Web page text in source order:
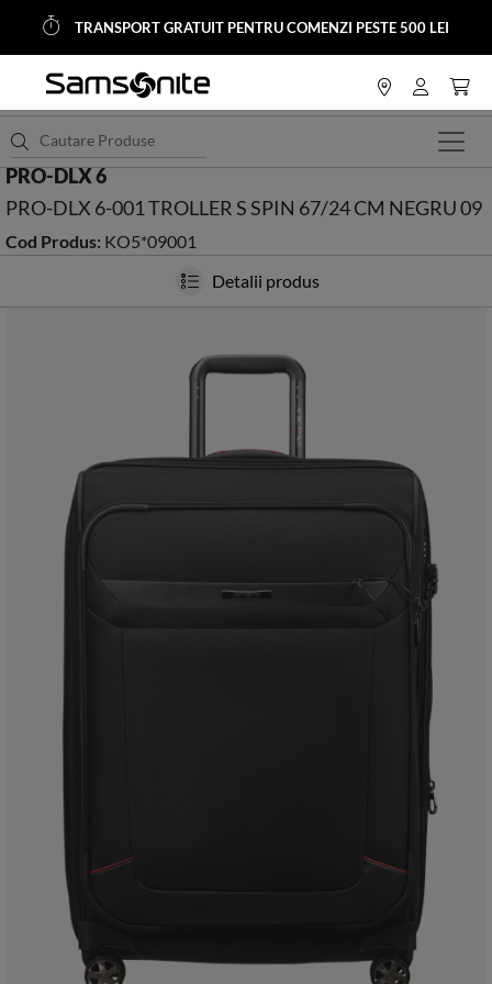
TRANSPORT GRATUIT PENTRU COMENZI PESTE 500 LEI
<HOME Trolere si Genti Calatorie
PRO-DLX 6
PRO-DLX 6-001 TROLLER S SPIN 67/24 CM NEGRU 09
Cod Produs: KO5*09001
Detalii produs